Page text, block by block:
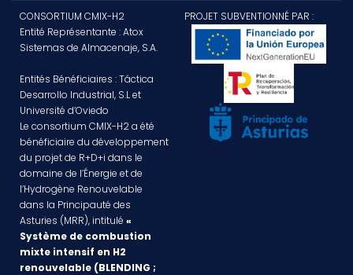
CONSORTIUM CMIX-H2
Entité Représentante : Atox
Sistemas de Almacenaje, S.A.
Entités Bénéficiaires : Táctica
Desarrollo Industrial, S.L et
Université d’Oviedo
Le consortium CMIX-H2 a été
bénéficiaire du développement
du projet de R+D+i dans le
domaine de l’Énergie et de
l’Hydrogène Renouvelable
dans la Principauté des
Asturies (MRR), intitulé «
Système de combustion
mixte intensif en H2
renouvelable (BLENDING ;
PROJET SUBVENTIONNÉ PAR :